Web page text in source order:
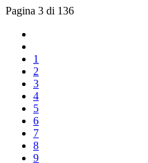
Pagina 3 di 136
1
2
3
4
5
6
7
8
9